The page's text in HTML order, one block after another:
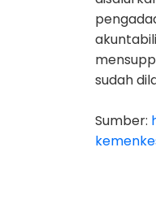
sudah
Sumber: